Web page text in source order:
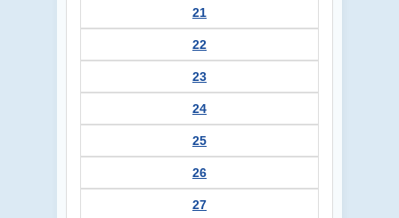
21
22
23
24
25
26
27